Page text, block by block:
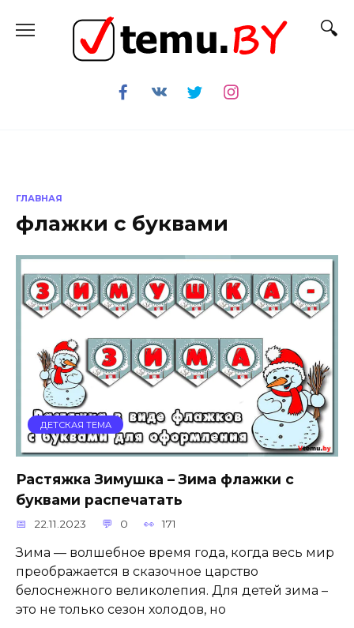
содержанию
ГЛАВНАЯ
флажки с буквами
ДЕТСКАЯ ТЕМА
Растяжка Зимушка – Зима флажки с
буквами распечатать
22.11.2023 0 171
Зима — волшебное время года, когда весь мир
преображается в сказочное царство
белоснежного великолепия. Для детей зима –
это не только сезон холодов, но